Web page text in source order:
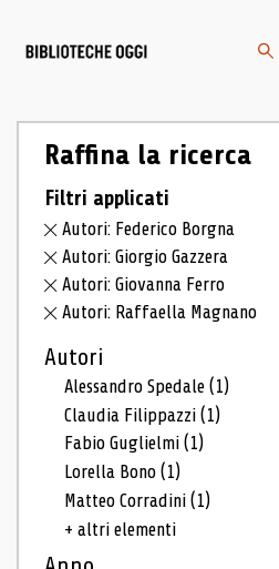
Raffina la ricerca
Filtri applicati
Autori: Federico Borgna
Autori: Giorgio Gazzera
Autori: Giovanna Ferro
Autori: Raffaella Magnano
Autori
Alessandro Spedale(1)
Claudia Filippazzi(1)
Fabio Guglielmi(1)
Lorella Bono(1)
Matteo Corradini(1)
+ altri elementi